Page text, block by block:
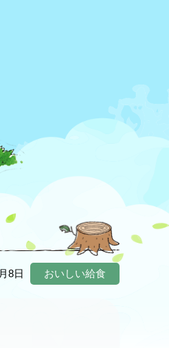
8日 おいしい給食